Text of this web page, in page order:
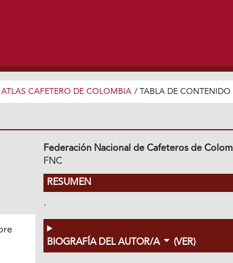
CAFETERO DE COLOMBIA / TABLA DE CONTENIDO
Federación Nacional de Cafeteros de
FNC
RESUMEN
.
BIOGRAFÍA DEL AUTOR/A (VER)